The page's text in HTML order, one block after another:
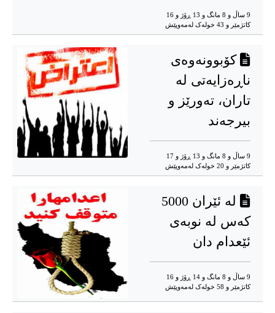
9 ساڵ و 8 مانگ و 13 ڕۆژ و 16
کاتژمێر و 43 خوله‌ک له‌مه‌وپێش‌
کۆبوونەوەی
ناڕەزایەتی لە
تاران، تەورێز و
بیرجەند
9 ساڵ و 8 مانگ و 13 ڕۆژ و 17
کاتژمێر و 20 خوله‌ک له‌مه‌وپێش‌
لە ئێران 5000
کەس لە نوبەی
ئێعدام دان
9 ساڵ و 8 مانگ و 14 ڕۆژ و 16
کاتژمێر و 58 خوله‌ک له‌مه‌وپێش‌